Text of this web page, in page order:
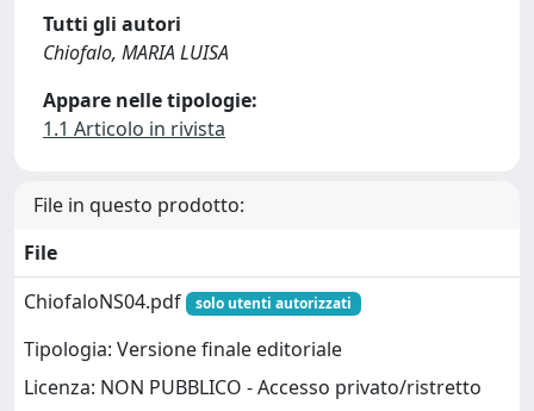
Tutti gli autori
Chiofalo, MARIA LUISA
Appare nelle tipologie:
1.1 Articolo in rivista
File in questo prodotto:
File
ChiofaloNS04.pdf
solo utenti autorizzati
Tipologia: Versione finale editoriale
Licenza: NON PUBBLICO - Accesso privato/ristretto